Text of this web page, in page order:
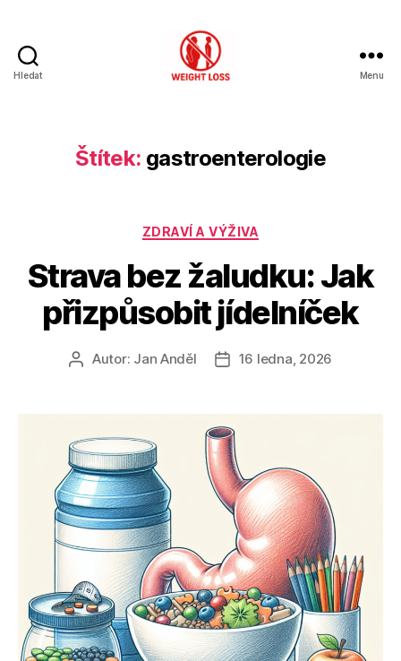
Hledat Menu
Štítek: gastroenterologie
Rubriky
ZDRAVÍ A VÝŽIVA
Strava bez žaludku: Jak
přizpůsobit jídelníček
AutorAutor: Jan Anděl
Datum
16 ledna, 2026